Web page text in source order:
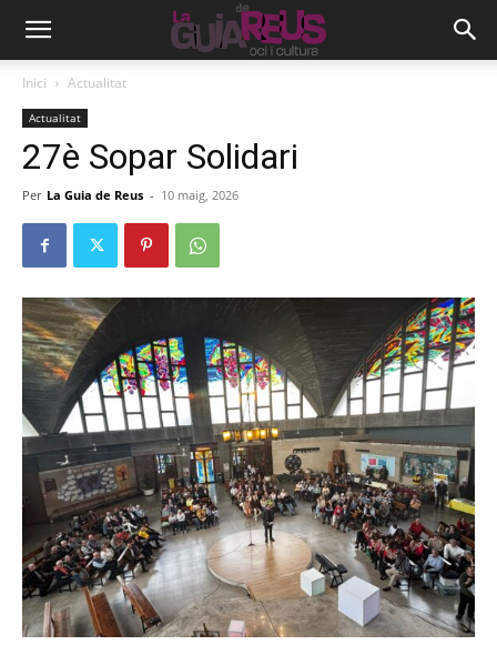
Inici Actualitat
Actualitat
27è Sopar Solidari
Per La Guia de Reus - 10 maig, 2026